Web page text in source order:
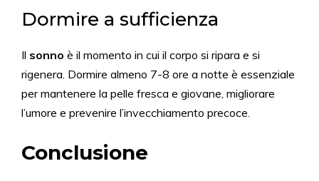
Dormire a sufficienza
Il sonno è il momento in cui il corpo si ripara e si
rigenera. Dormire almeno 7-8 ore a notte è essenziale
per mantenere la pelle fresca e giovane, migliorare
l’umore e prevenire l’invecchiamento precoce.
Conclusione